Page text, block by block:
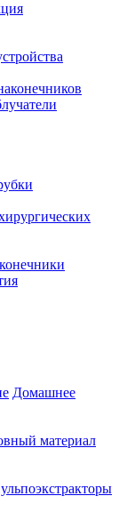
Домашнее
материал